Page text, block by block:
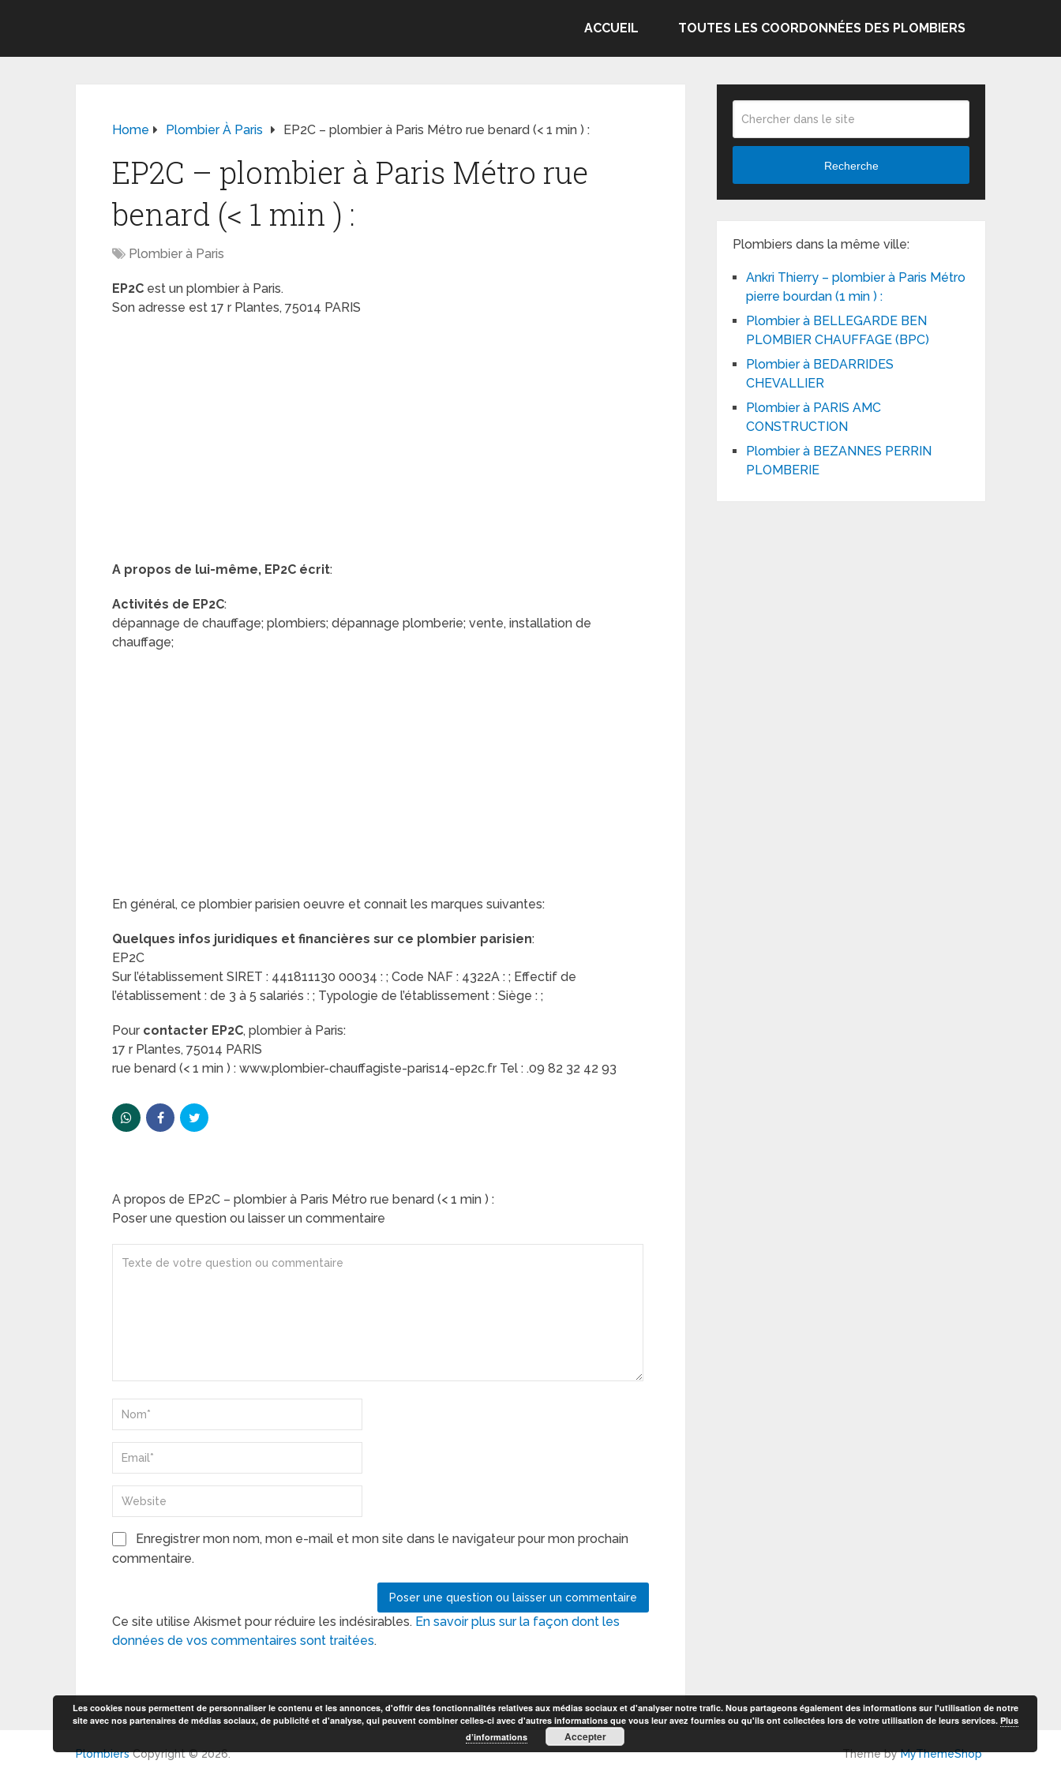
ACCUEIL TOUTES LES COORDONNÉES DES PLOMBIERS
Home Plombier À Paris EP2C – plombier à Paris Métro rue benard (< 1 min ) :
EP2C – plombier à Paris Métro rue
benard (< 1 min ) :
Plombier à Paris
EP2C est un plombier à Paris.
Son adresse est 17 r Plantes, 75014 PARIS
A propos de lui-même, EP2C écrit:
Activités de EP2C:
dépannage de chauffage; plombiers; dépannage plomberie; vente, installation de
chauffage;
En général, ce plombier parisien oeuvre et connait les marques suivantes:
Quelques infos juridiques et financières sur ce plombier parisien:
EP2C
Sur l’établissement SIRET : 441811130 00034 : ; Code NAF : 4322A : ; Effectif de
l’établissement : de 3 à 5 salariés : ; Typologie de l’établissement : Siège : ;
Pour contacter EP2C, plombier à Paris:
17 r Plantes, 75014 PARIS
rue benard (< 1 min ) : www.plombier-chauffagiste-paris14-ep2c.fr Tel : .09 82 32 42 93
A propos de EP2C – plombier à Paris Métro rue benard (< 1 min ) :
Poser une question ou laisser un commentaire
Enregistrer mon nom, mon e-mail et mon site dans le navigateur pour mon prochain
commentaire.
Ce site utilise Akismet pour réduire les indésirables. En savoir plus sur la façon dont les
données de vos commentaires sont traitées.
Recherche
Plombiers dans la même ville:
Ankri Thierry – plombier à Paris Métro
pierre bourdan (1 min ) :
Plombier à BELLEGARDE BEN
PLOMBIER CHAUFFAGE (BPC)
Plombier à BEDARRIDES
CHEVALLIER
Plombier à PARIS AMC
CONSTRUCTION
Plombier à BEZANNES PERRIN
PLOMBERIE
PlombiersCopyright © 2026. Theme byMyThemeShop
Les cookies nous permettent de personnaliser le contenu et les annonces, d'offrir des fonctionnalités relatives aux médias sociaux et d'analyser notre trafic. Nous partageons également des informations sur l'utilisation de notre
site avec nos partenaires de médias sociaux, de publicité et d'analyse, qui peuvent combiner celles-ci avec d'autres informations que vous leur avez fournies ou qu'ils ont collectées lors de votre utilisation de leurs services. Plus
d’informations
Accepter